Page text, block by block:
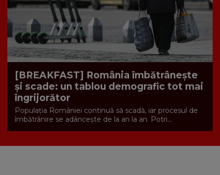
[BREAKFAST] România îmbătrânește
și scade: un tablou demografic tot mai
îngrijorător
Populația României continuă să scadă, iar procesul de
îmbătrânire se adâncește de la an la an. Potri...